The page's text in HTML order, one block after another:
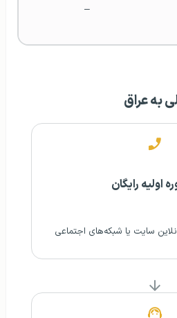
–
به عراق
اولیه رایگان
سایت یا شبکه‌های اجتماعی